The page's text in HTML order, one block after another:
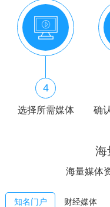
4
选择所需媒体 确
海
海量媒体
知名门户 财经媒体